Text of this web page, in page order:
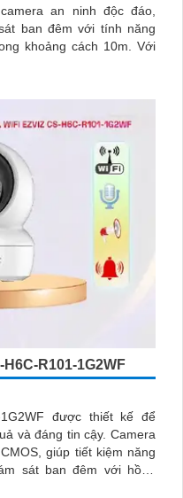
an ninh độc đáo,
ban đêm với tính năng
khoảng cách 10m. Với
R101-1G2WF
1G2WF được thiết kế để
tin cậy. Camera
giúp tiết kiệm năng
sát ban đêm với hồng